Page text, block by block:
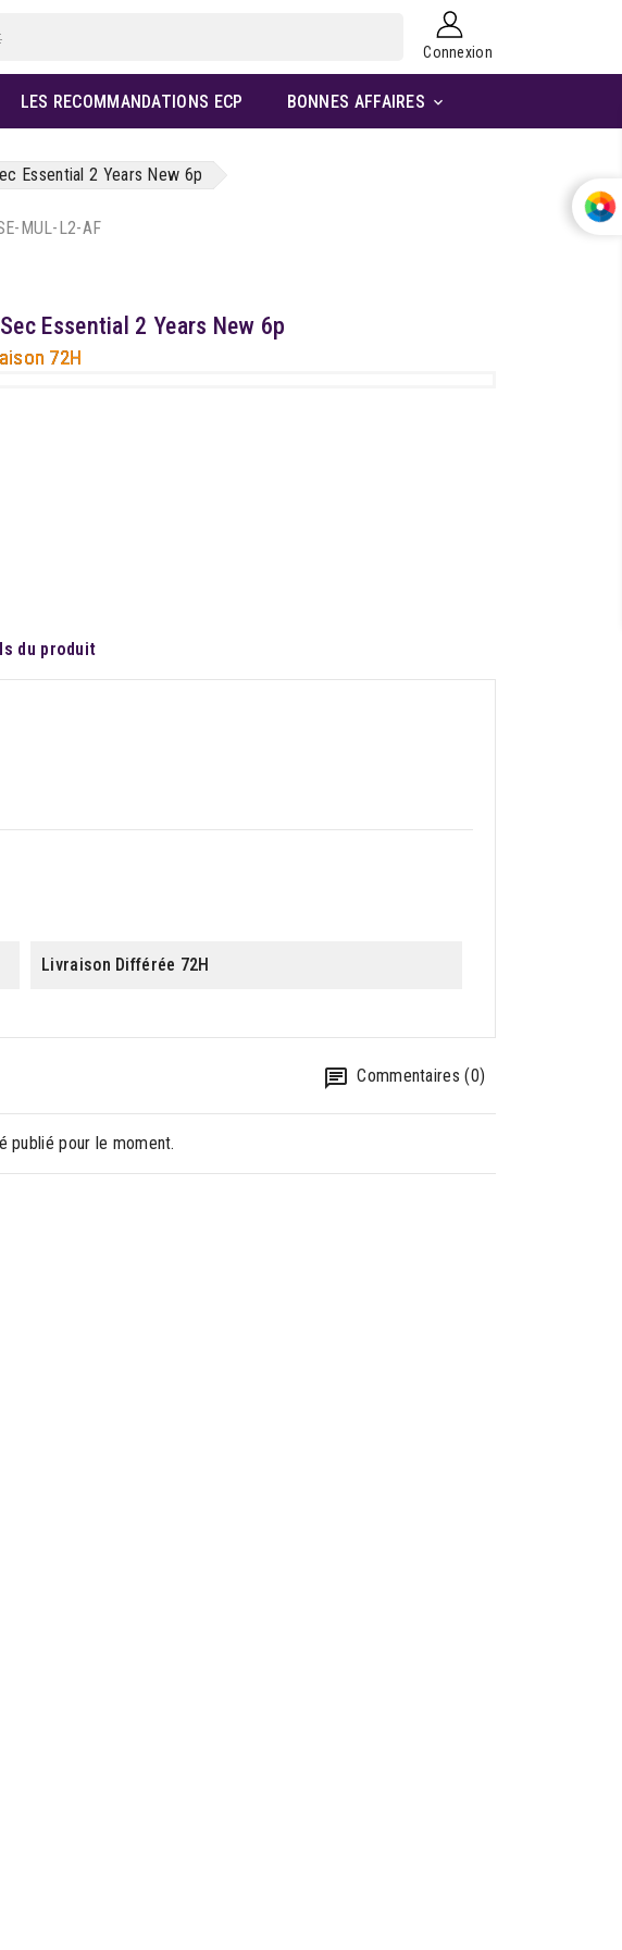
Connexion
LES RECOMMANDATIONS ECP BONNES AFFAIRES 
Essential 2 Years New 6p
MUL-L2-AF
Sec Essential 2 Years New 6p
72H
du produit
Livraison Différée 72H
Commentaires (0)
publié pour le moment.